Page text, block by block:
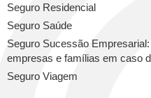
Seguro Residencial
Seguro Saúde
Seguro Sucessão
empresas e famílias em caso
Seguro Viagem